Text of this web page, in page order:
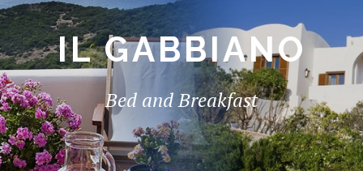
IL GABBIANO
Bed and Breakfast